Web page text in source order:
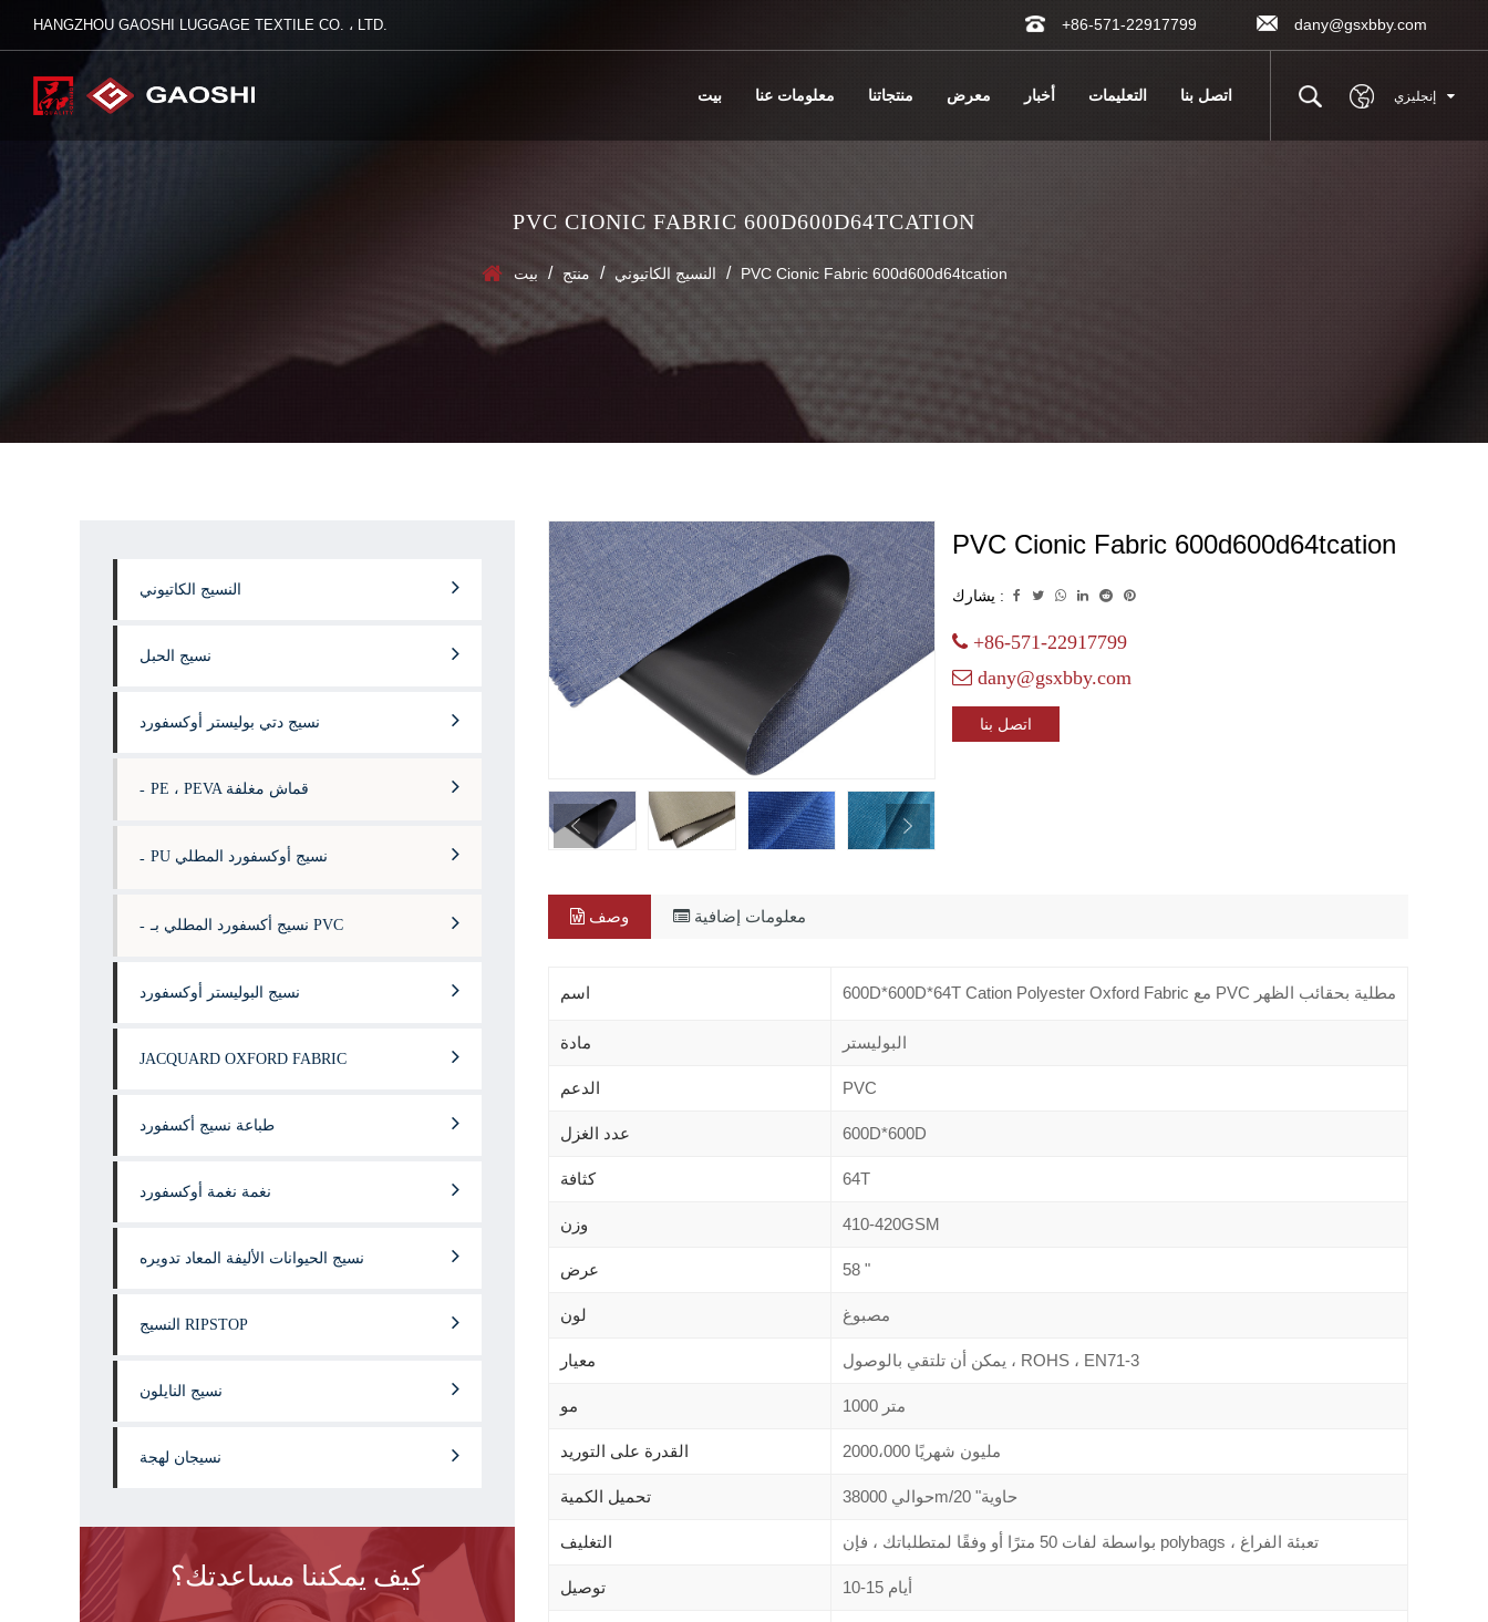
HANGZHOU GAOSHI LUGGAGE TEXTILE CO. ، LTD. +86-571-22917799 dany@gsxbby.com
بيت معلومات عنا منتجاتنا معرض أخبار التعليمات اتصل بنا إنجليزي
PVC CIONIC FABRIC 600D600D64TCATION
بيت / منتج / النسيج الكاتيوني / PVC Cionic Fabric 600d600d64tcation
النسيج الكاتيوني
نسيج الحبل
نسيج دتي بوليستر أوكسفورد
PE ، PEVA قماش مغلفة
PU نسيج أوكسفورد المطلي
نسيج أكسفورد المطلي بـ PVC
نسيج البوليستر أوكسفورد
JACQUARD OXFORD FABRIC
طباعة نسيج أكسفورد
نغمة نغمة أوكسفورد
نسيج الحيوانات الأليفة المعاد تدويره
النسيج RIPSTOP
نسيج النايلون
نسيجان لهجة
كيف يمكننا مساعدتك؟
PVC Cionic Fabric 600d600d64tcation
يشارك :
+86-571-22917799
dany@gsxbby.com
اتصل بنا
وصف معلومات إضافية
اسم 600D*600D*64T Cation Polyester Oxford Fabric مع PVC مطلية بحقائب الظهر
مادة البوليستر
الدعم PVC
عدد الغزل 600D*600D
كثافة 64T
وزن 410-420GSM
عرض 58 "
لون مصبوغ
معيار يمكن أن تلتقي بالوصول ، ROHS ، EN71-3
مو 1000 متر
القدرة على التوريد 2000،000 مليون شهريًا
تحميل الكمية حوالي 38000m/20 "حاوية
التغليف بواسطة لفات 50 مترًا أو وفقًا لمتطلباتك ، فإن polybags ، تعبئة الفراغ
توصيل 10-15 أيام